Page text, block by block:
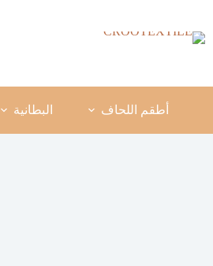
المحتوى
أطقم اللحاف البطانية